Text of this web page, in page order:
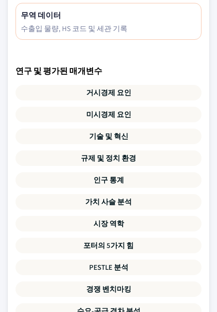
무역 데이터
수출입 물량, HS 코드 및 세관 기록
연구 및 평가된 매개변수
거시경제 요인
미시경제 요인
기술 및 혁신
규제 및 정치 환경
인구 통계
가치 사슬 분석
시장 역학
포터의 5가지 힘
PESTLE 분석
경쟁 벤치마킹